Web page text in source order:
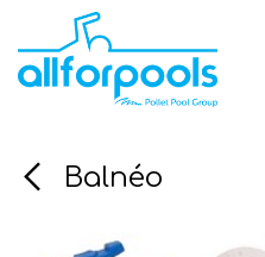
Se rendre au
Balnéo